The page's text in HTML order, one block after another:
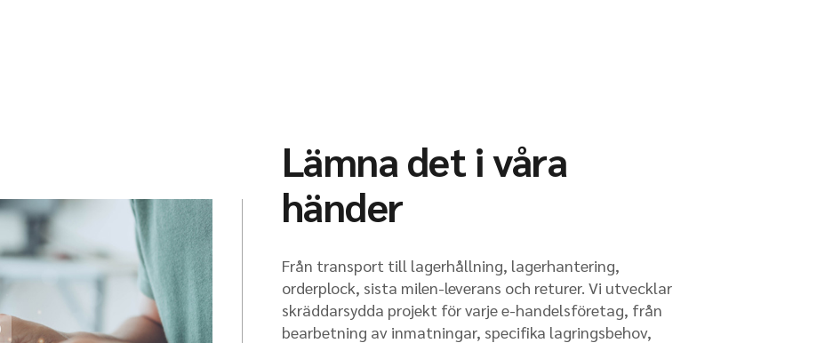
Lämna det i våra
händer
Från transport till lagerhållning, lagerhantering,
orderplock, sista milen-leverans och returer. Vi utvecklar
skräddarsydda projekt för varje e-handelsföretag, från
bearbetning av inmatningar, specifika lagringsbehov,